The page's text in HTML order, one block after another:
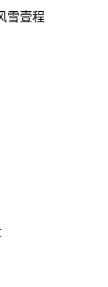
雪壹程